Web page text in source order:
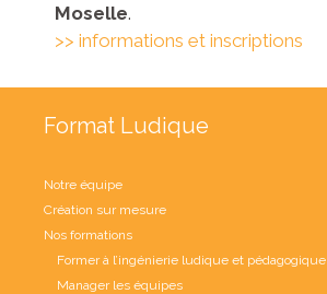
Moselle.
>> informations et inscriptions
Format Ludique
Notre équipe
Création sur mesure
Nos formations
Former à l’ingénierie ludique et pédagogique
Manager les équipes